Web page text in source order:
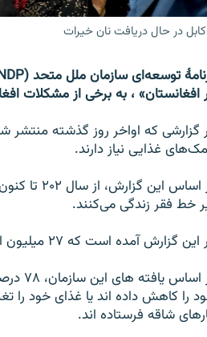
در حال دریافت نان خیرات
، به برخی از مشکلات افغان‌ها در سال
غذایی نیاز دارند.
خط فقر زندگی می‌کنند.
گزارش آمده است که ۲۷ میلیون افغان در سال ۲۰۲۲ از حوادث طبیعی متاثیر شده اند.
شاقه فرستاده اند.